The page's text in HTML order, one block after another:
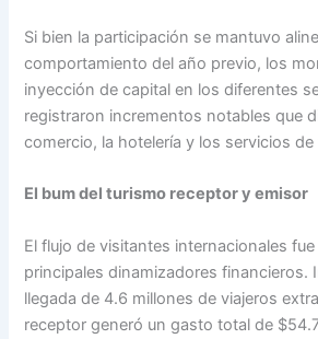
Si bien la participación se mantuvo
comportamiento del año previo, los
inyección de capital en los diferentes
registraron incrementos notables que
comercio, la hotelería y los servicios
El bum del turismo receptor y emisor
El flujo de visitantes internacionales
principales dinamizadores financieros.
llegada de 4.6 millones de viajeros
receptor generó un gasto total de